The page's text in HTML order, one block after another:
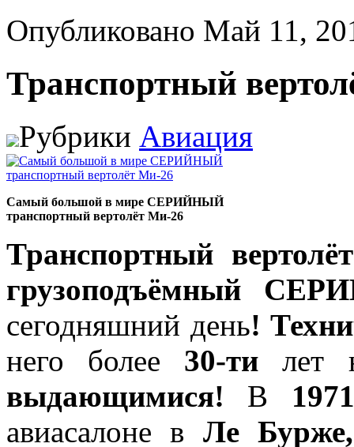
Опубликовано Май 11,
Транспортный
Рубрики Авиация
Самый большой в мире СЕРИЙНЫЙ
транспортный вертолёт Mи-26
Транспортный
грузоподъёмный
сегодняшний день!
него более 30-ти лет
выдающимися! В
авиасалоне в Ле